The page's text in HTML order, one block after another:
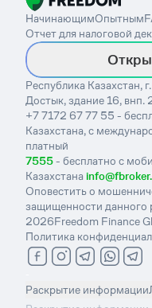
НачинающимОпытным
Отчет для налоговой
Республика Казахстан,
Достык, здание 16, внп.
+7 7172 67 77 55 -
Казахстана, с
платный
7555- бесплатно с
Казахстана
Оповестить о
защищенности данного
2026Freedom Finance
Политика
Раскрытие информации